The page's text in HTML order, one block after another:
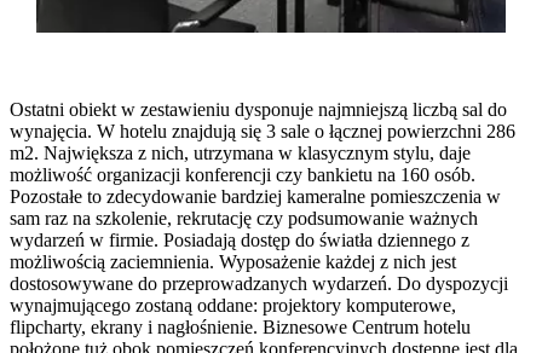
Ostatni obiekt w zestawieniu dysponuje najmniejszą liczbą sal do
wynajęcia. W hotelu znajdują się 3 sale o łącznej powierzchni 286
m2. Największa z nich, utrzymana w klasycznym stylu, daje
możliwość organizacji konferencji czy bankietu na 160 osób.
Pozostałe to zdecydowanie bardziej kameralne pomieszczenia w
sam raz na szkolenie, rekrutację czy podsumowanie ważnych
wydarzeń w firmie. Posiadają dostęp do światła dziennego z
możliwością zaciemnienia. Wyposażenie każdej z nich jest
dostosowywane do przeprowadzanych wydarzeń. Do dyspozycji
wynajmującego zostaną oddane: projektory komputerowe,
flipcharty, ekrany i nagłośnienie. Biznesowe Centrum hotelu
położone tuż obok pomieszczeń konferencyjnych dostępne jest dla